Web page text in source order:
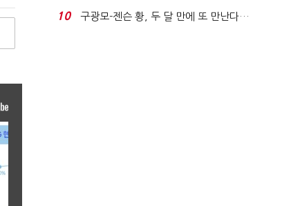
가 수습"
10
구광모-젠슨 황, 두 달 만에 또 만난다…